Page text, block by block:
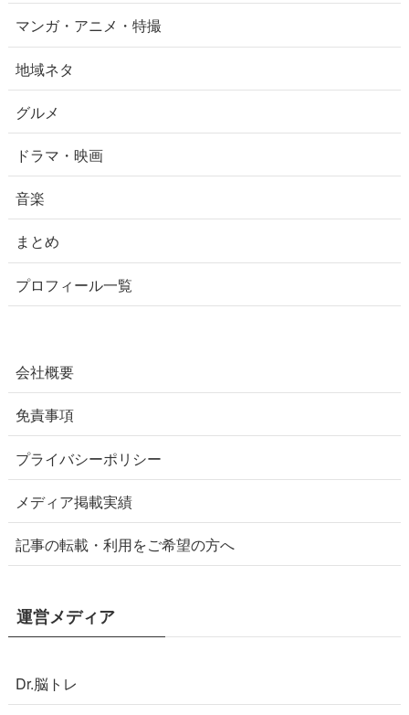
マンガ・アニメ・特撮
地域ネタ
グルメ
ドラマ・映画
音楽
まとめ
プロフィール一覧
会社概要
免責事項
プライバシーポリシー
メディア掲載実績
記事の転載・利用をご希望の方へ
運営メディア
Dr.脳トレ